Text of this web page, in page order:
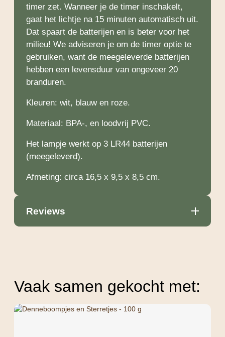
timer zet. Wanneer je de timer inschakelt,
gaat het lichtje na 15 minuten automatisch uit.
Dat spaart de batterijen en is beter voor het
milieu! We adviseren je om de timer optie te
gebruiken, want de meegeleverde batterijen
hebben een levensduur van ongeveer 20
branduren.
Kleuren: wit, blauw en roze.
Materiaal: BPA-, en loodvrij PVC.
Het lampje werkt op 3 LR44 batterijen
(meegeleverd).
Afmeting: circa 16,5 x 9,5 x 8,5 cm.
Reviews
Vaak samen gekocht met: